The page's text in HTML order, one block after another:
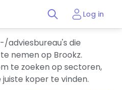
Log in
adviesbureau's die
nemen op Brookz.
te zoeken op sectoren,
koper te vinden.